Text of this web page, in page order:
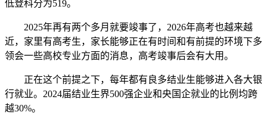
低登科分为519。
2025年再有两个多月就要竣事了，2026年高考也越来越
近，家里有高考生，家长能够正在有时间和有前提的环境下多
领会一些高校专业方面的消息，高考竣事后会有大用。
正在这个前提之下，每年都有良多结业生能够进入各大银
行就业。2024届结业生界500强企业和央国企就业的比例均跨
越30%。